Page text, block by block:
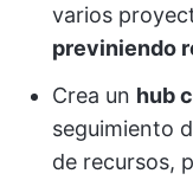
varios
previniendo
Crea un hub
seguimiento
de recursos,